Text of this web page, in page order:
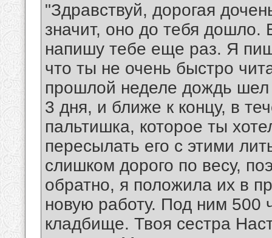
"Здравствуй, дорогая
значит, оно до тебя дошло.
напишу тебе ещe раз. Я
что ты не очень быстро
прошлой неделе дождь шел
3 дня, и ближе к концу, в
пальтишка, которое ты
пересылать его с этими
слишком дорого по весу,
обратно, я положила их в
новую работу. Под ним 500
кладбище. Твоя сестра